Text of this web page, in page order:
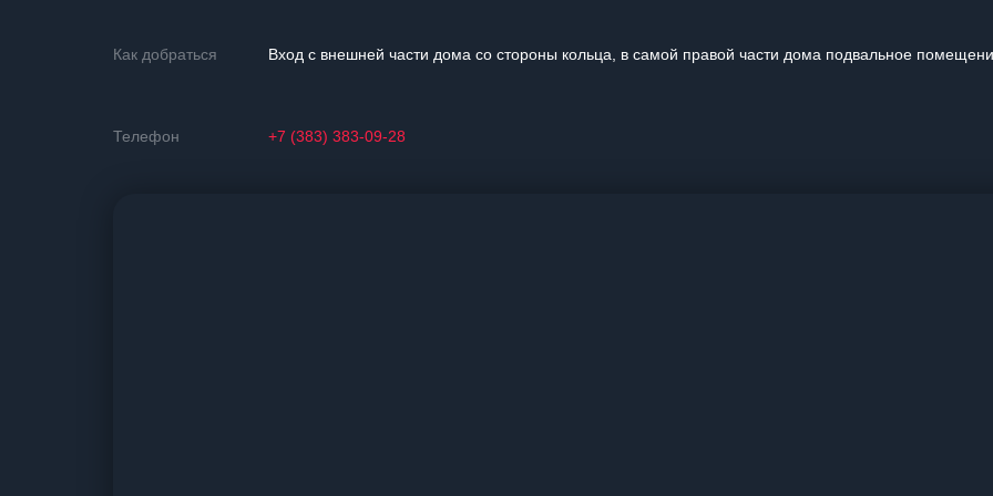
Как добраться Вход с внешней части дома со стороны кольца, в самой правой части дома подвальное
Телефон +7 (383) 383-09-28